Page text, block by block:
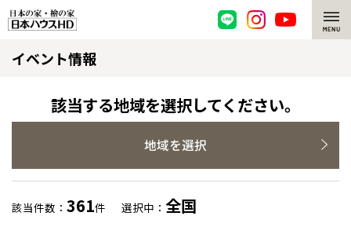
脱炭素・檜の家
環境にやさしい、脱炭素社会の住宅
耐震構造
高耐久住宅
選ばれる理由
檜の魅力 トップ
檜と日本人
注文住宅
イベント情報
該当する地域を選択してください。
地域を選択
該当件数： 361件 選択中： 全国